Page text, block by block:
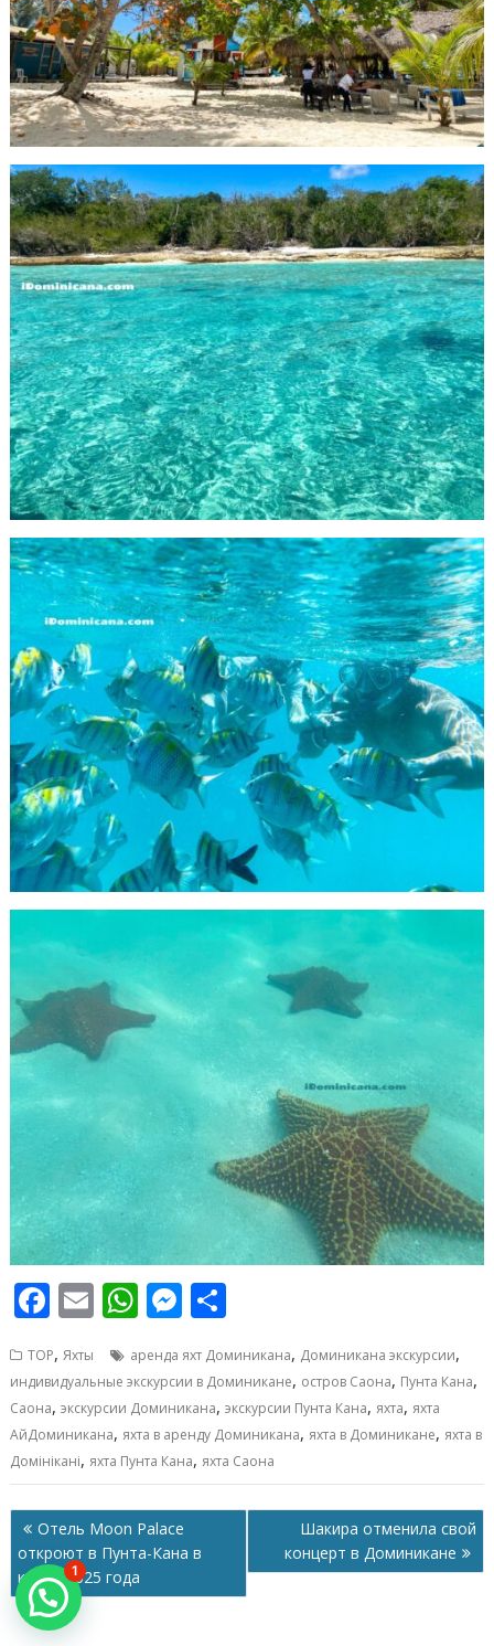
F
e
b
o
o
k
E
ai
l
W
at
s
A
p
p
M
ss
e
n
g
er
п
р
а
в
и
ь
TOP, Яхты аренда яхт Доминикана, Доминикана экскурсии,
индивидуальные экскурсии в Доминикане, остров Саона, Пунта Кана,
Саона,экскурсии Доминикана,экскурсии Пунта Кана, яхта, яхта
АйДоминикана, яхта в аренду Доминикана, яхта в Доминикане, яхта в
Домінікані, яхта Пунта Кана, яхта Саона
Навигация
по
записям
Отель Moon Palace
откроют в Пунта-Кана в
конце 2025 года
Шакира отменила свой
концерт в Доминикане
1